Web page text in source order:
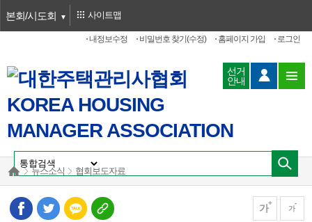
본회/시도회
로그인
홈페이지 가입
비밀번호 찾기(수정)
내정보수정
사이트맵
선거
안내
뉴스소식 협회보도자료
가 가